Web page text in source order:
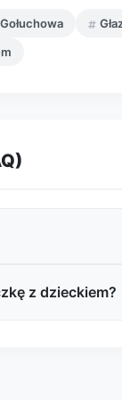
jak
z dzieckiem?